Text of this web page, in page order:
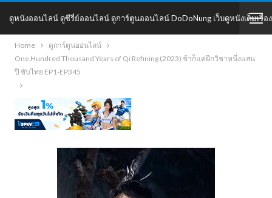
ดูหนังออนไลน์ ดูซีรี่ย์ออนไลน์ ดูการ์ตูนออนไลน์ DoDoNung เว็บดูหนังเต็มเรื่อง
DoDoNung
Home
ดูการ์ตูนออนไลน์
One Hundred Thousand Years of Qi Refining (2023) ข้าก็แค่ฝึกวิชาหนึ่งแสน
ปี ซับไทย EP1-EP345